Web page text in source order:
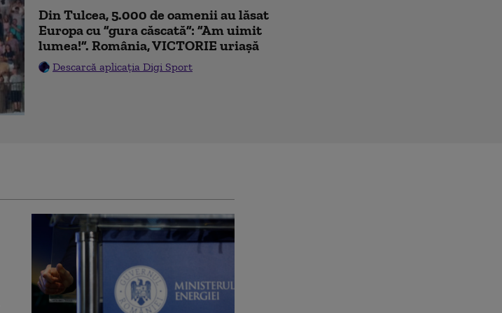
Din Tulcea, 5.000 de oamenii au lăsat
Europa cu ”gura căscată”: ”Am uimit
lumea!”. România, VICTORIE uriașă
Descarcă aplicația Digi Sport